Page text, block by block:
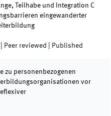
Teilhabe und Integration C
eingewanderter
| Peer reviewed Published
zu personenbezogenen
vor